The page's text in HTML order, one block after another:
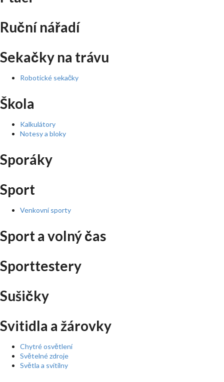
Ruční nářadí
Sekačky na trávu
Robotické sekačky
Škola
Kalkulátory
Notesy a bloky
Sporáky
Sport
Venkovní sporty
Sport a volný čas
Sporttestery
Sušičky
Svitidla a žárovky
Chytré osvětlení
Světelné zdroje
Světla a svítilny